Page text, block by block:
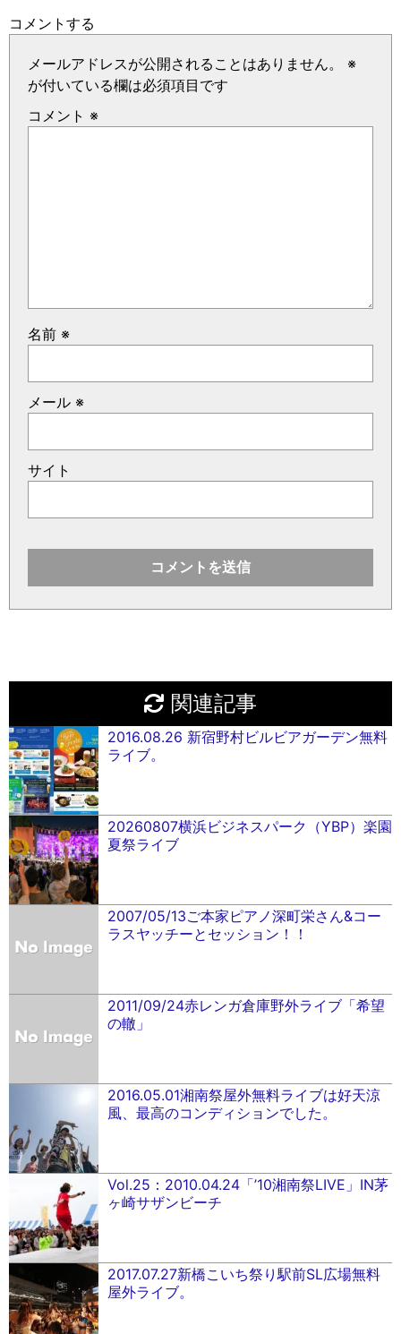
コメントする
メールアドレスが公開されることはありません。
※
が付いている欄は必須項目です
コメント ※
名前 ※
メール ※
サイト
関連記事
2016.08.26 新宿野村ビルビアガーデン無料
ライブ。
20260807横浜ビジネスパーク（YBP）楽園
夏祭ライブ
2007/05/13ご本家ピアノ深町栄さん&コー
ラスヤッチーとセッション！！
2011/09/24赤レンガ倉庫野外ライブ「希望
の轍」
2016.05.01湘南祭屋外無料ライブは好天涼
風、最高のコンディションでした。
Vol.25：2010.04.24「’10湘南祭LIVE」IN茅
ヶ崎サザンビーチ
2017.07.27新橋こいち祭り駅前SL広場無料
屋外ライブ。